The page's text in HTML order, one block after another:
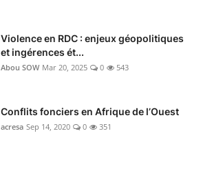
Violence en RDC : enjeux géopolitiques
et ingérences ét...
Abou SOW Mar 20, 2025 0 543
Conflits fonciers en Afrique de l’Ouest
acresa Sep 14, 2020 0 351